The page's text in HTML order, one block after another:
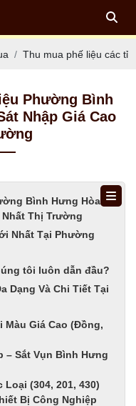
Thu mua phế liệu các
Phường Bình
Nhập Giá Cao
Bình Hưng Hòa
Nhất Thị Trường
Nhất Tại Phường
tôi luôn dẫn đầu?
Dạng Và Chi Tiết Tại
Màu Giá Cao (Đồng,
– Sắt Vụn Bình Hưng
(304, 201, 430)
Bị Công Nghiệp